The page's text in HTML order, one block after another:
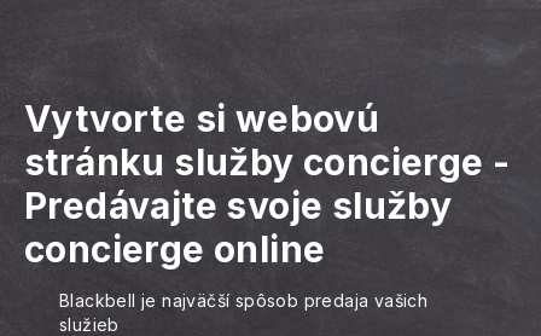
Vytvorte si webovú
stránku služby concierge -
Predávajte svoje služby
concierge online
Blackbell je najväčší spôsob predaja vašich
služieb